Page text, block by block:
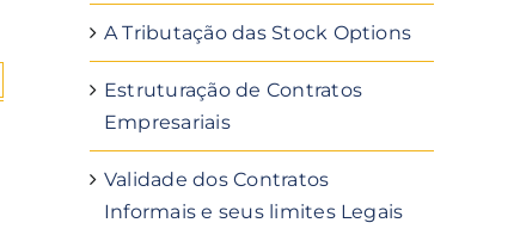
A Tributação das Stock Options
Estruturação de Contratos
Empresariais
Validade dos Contratos
Informais e seus limites Legais